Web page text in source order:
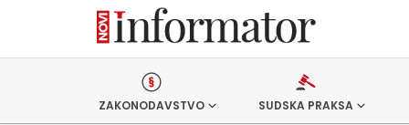
ZAKONODAVSTVO SUDSKA PRAKSA